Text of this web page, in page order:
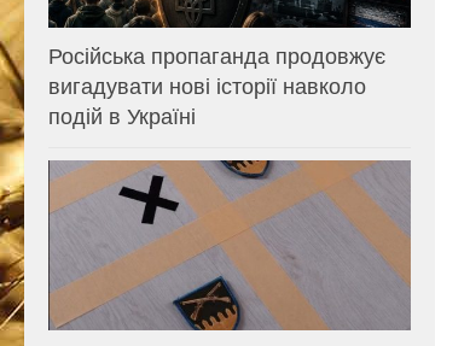
Російська пропаганда продовжує
вигадувати нові історії навколо
подій в Україні